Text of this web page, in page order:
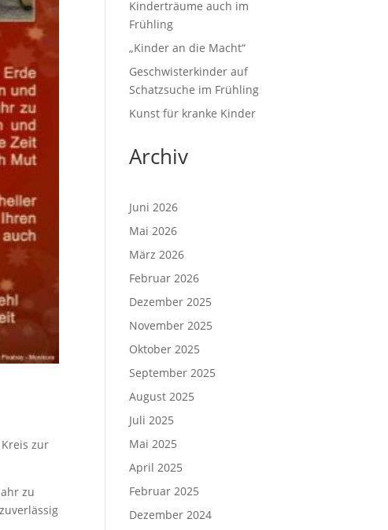
zur
zu
Kinderträume auch im
Frühling
„Kinder an die Macht“
Geschwisterkinder auf
Schatzsuche im Frühling
Kunst für kranke Kinder
Archiv
Juni 2026
Mai 2026
März 2026
Februar 2026
Dezember 2025
November 2025
Oktober 2025
September 2025
August 2025
Juli 2025
Mai 2025
April 2025
Februar 2025
Dezember 2024